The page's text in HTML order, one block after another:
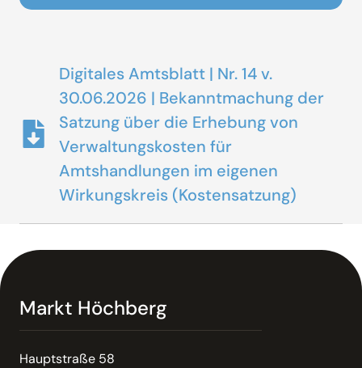
Digitales Amtsblatt | Nr. 14 v.
30.06.2026 | Bekanntmachung der
Satzung über die Erhebung von
Verwaltungskosten für
Amtshandlungen im eigenen
Wirkungskreis (Kostensatzung)
Markt Höchberg
Hauptstraße 58